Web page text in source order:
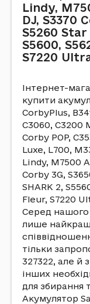
Lindy,
DJ, S3370
S5260 Star
S5600,
S7220
Інтернет-
купити
CorbyPlus,
C3060, C3200
Corby POP,
Luxe, L700,
Lindy, M7500
Corby 3G,
SHARK 2,
Fleur, S7220
Серед нашого
лише
тільки
327322, але й
інших
для збирання
Акумулятор